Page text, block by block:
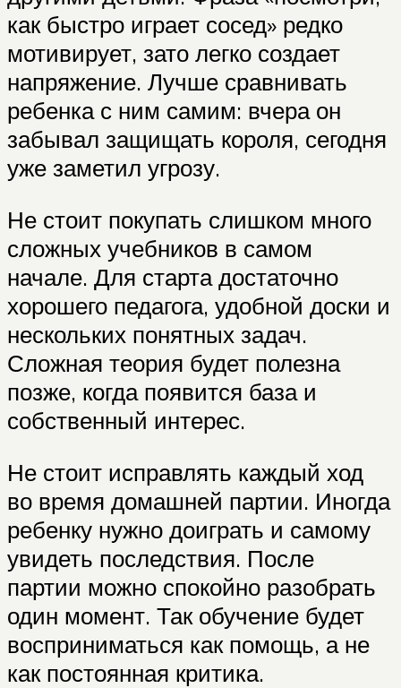
как быстро играет сосед» редко
мотивирует, зато легко создает
напряжение. Лучше сравнивать
ребенка с ним самим: вчера он
забывал защищать короля, сегодня
уже заметил угрозу.
Не стоит покупать слишком много
сложных учебников в самом
начале. Для старта достаточно
хорошего педагога, удобной доски и
нескольких понятных задач.
Сложная теория будет полезна
позже, когда появится база и
собственный интерес.
Не стоит исправлять каждый ход
во время домашней партии. Иногда
ребенку нужно доиграть и самому
увидеть последствия. После
партии можно спокойно разобрать
один момент. Так обучение будет
восприниматься как помощь, а не
как постоянная критика.